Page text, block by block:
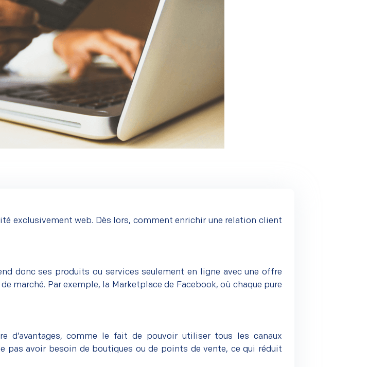
exclusivement web. Dès lors, comment enrichir une relation client
donc ses produits ou services seulement en ligne avec une offre
marché. Par exemple, la Marketplace de Facebook, où chaque pure
d’avantages, comme le fait de pouvoir utiliser tous les canaux
pas avoir besoin de boutiques ou de points de vente, ce qui réduit